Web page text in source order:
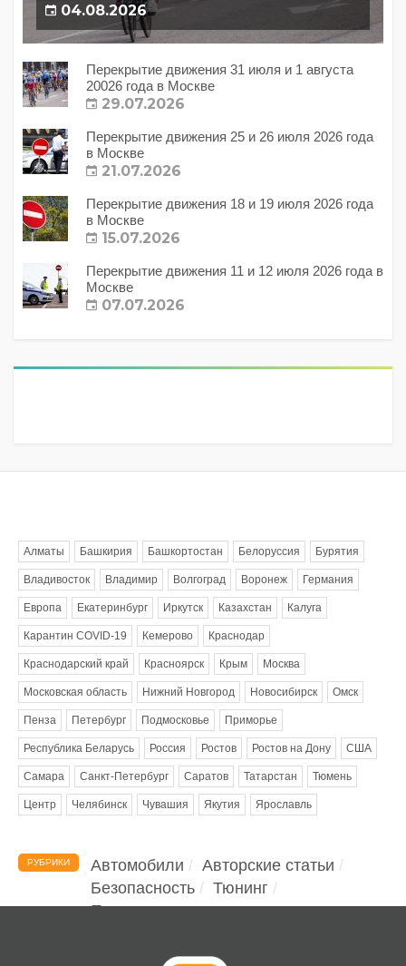
04.08.2026
Перекрытие движения 31 июля и 1 августа
20026 года в Москве
29.07.2026
Перекрытие движения 25 и 26 июля 2026 года
в Москве
21.07.2026
Перекрытие движения 18 и 19 июля 2026 года
в Москве
15.07.2026
Перекрытие движения 11 и 12 июля 2026 года в
Москве
07.07.2026
Алматы Башкирия Башкортостан Белоруссия Бурятия
Владивосток Владимир Волгоград Воронеж Германия
Европа Екатеринбург Иркутск Казахстан Калуга
Карантин COVID-19 Кемерово Краснодар
Краснодарский край Красноярск Крым Москва
Московская область Нижний Новгород Новосибирск Омск
Пенза Петербург Подмосковье Приморье
Республика Беларусь Россия Ростов Ростов на Дону США
Самара Санкт-Петербург Саратов Татарстан Тюмень
Центр Челябинск Чувашия Якутия Ярославль
РУБРИКИ Автомобили
Авторские статьи
Безопасность
Тюнинг
Помощь водителю